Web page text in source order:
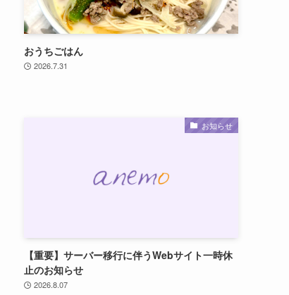
おうちごはん
2026.7.31
お知らせ
【重要】サーバー移行に伴うWebサイト一時休
止のお知らせ
2026.8.07